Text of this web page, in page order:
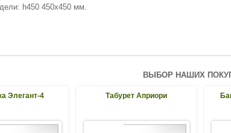
h450 450х450 мм.
ВЫБОР НАШИХ
Элегант-4 Табурет Априори